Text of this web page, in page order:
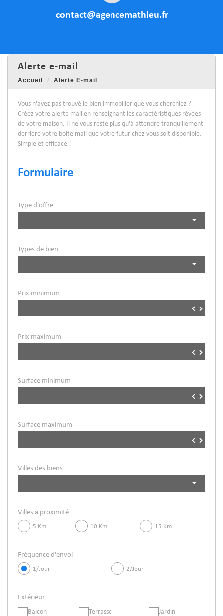
contact@agencemathieu.fr
alerte e-mail
Accueil Alerte E-mail
Vous n'avez pas trouvé le bien immobilier que vous cherchiez ?
Créez votre alerte mail en renseignant les caractéristiques révées
de votre maison. Il ne vous reste plus qu'à attendre tranquillement
derrière votre boite mail que votre futur chez vous soit disponible.
Simple et efficace !
Formulaire
Type d'offre
Types de bien
Prix minimum
▼
Prix maximum
▼
Surface minimum
▼
Surface maximum
▼
Villes des biens
Villes à proximité
5 Km 10 Km 15 Km
Fréquence d'envoi
1/Jour 2/Jour
Extérieur
Balcon Terrasse Jardin